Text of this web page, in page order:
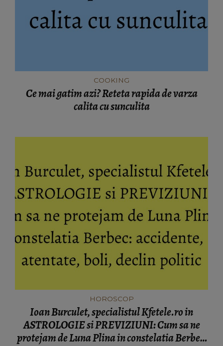
COOKING
Ce mai gatim azi? Reteta rapida de varza
calita cu sunculita
HOROSCOP
Ioan Burculet, specialistul Kfetele.ro in
ASTROLOGIE si PREVIZIUNI: Cum sa ne
protejam de Luna Plina in constelatia Berbec: